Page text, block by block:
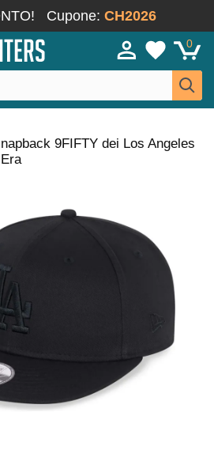
Cupone: CH2026
0
9FIFTY dei Los Angeles